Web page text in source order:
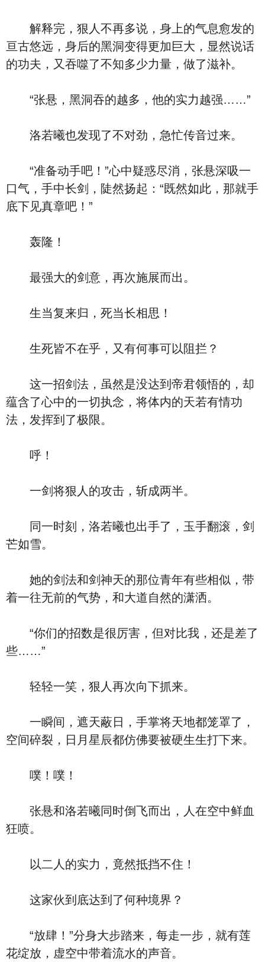
解释完，狠人不再多说，身上的气息愈发的
亘古悠远，身后的黑洞变得更加巨大，显然说话
的功夫，又吞噬了不知多少力量，做了滋补。
“张悬，黑洞吞的越多，他的实力越强……”
洛若曦也发现了不对劲，急忙传音过来。
“准备动手吧！”心中疑惑尽消，张悬深吸一
口气，手中长剑，陡然扬起：“既然如此，那就手
底下见真章吧！”
轰隆！
最强大的剑意，再次施展而出。
生当复来归，死当长相思！
生死皆不在乎，又有何事可以阻拦？
这一招剑法，虽然是没达到帝君领悟的，却
蕴含了心中的一切执念，将体内的天若有情功
法，发挥到了极限。
呼！
一剑将狠人的攻击，斩成两半。
同一时刻，洛若曦也出手了，玉手翻滚，剑
芒如雪。
她的剑法和剑神天的那位青年有些相似，带
着一往无前的气势，和大道自然的潇洒。
“你们的招数是很厉害，但对比我，还是差了
些……”
轻轻一笑，狠人再次向下抓来。
一瞬间，遮天蔽日，手掌将天地都笼罩了，
空间碎裂，日月星辰都仿佛要被硬生生打下来。
噗！噗！
张悬和洛若曦同时倒飞而出，人在空中鲜血
狂喷。
以二人的实力，竟然抵挡不住！
这家伙到底达到了何种境界？
“放肆！”分身大步踏来，每走一步，就有莲
花绽放，虚空中带着流水的声音。